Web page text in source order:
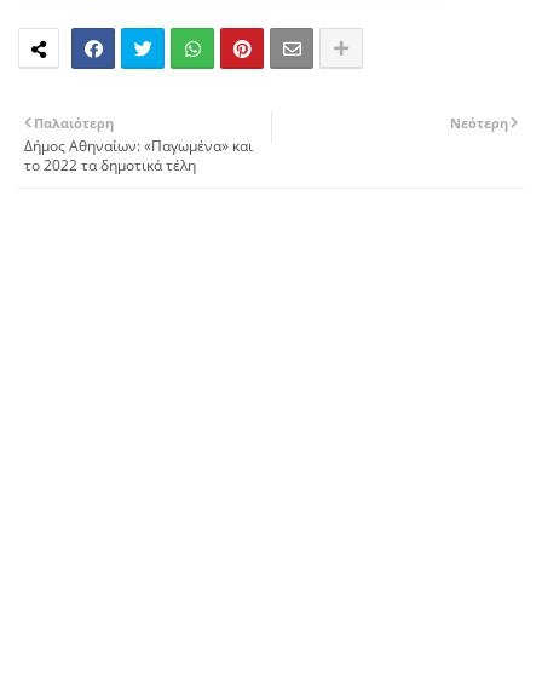
Νεότερη
Παλαιότερη
Δήμος Αθηναίων: «Παγωμένα» και
το 2022 τα δημοτικά τέλη